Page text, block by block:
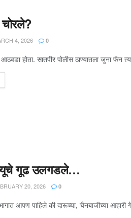
चोरले?
4, 2026 0
आठवडा होता. सातपीर पोलीस ठाण्यातला जुना
गूढ उलगडले…
20, 2026 0
आपण पाहिले की दारूच्या, चैनबाजीच्या